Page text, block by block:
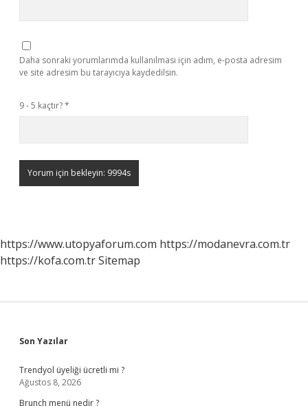
Daha sonraki yorumlarımda kullanılması için adım, e-posta adresim
ve site adresim bu tarayıcıya kaydedilsin.
9 - 5 kaçtır?*
https://www.utopyaforum.com https://modanevra.com.tr
https://kofa.com.trSitemap
Sidebar
Son Yazılar
Trendyol üyeliği ücretli mi ?
Ağustos 8, 2026
Brunch menü nedir ?